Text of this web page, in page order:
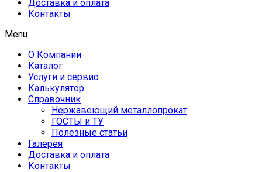
Доставка и оплата
Контакты
Menu
О Компании
Каталог
Услуги и сервис
Калькулятор
Справочник
Нержавеющий металлопрокат
ГОСТЫ и ТУ
Полезные статьи
Галерея
Доставка и оплата
Контакты